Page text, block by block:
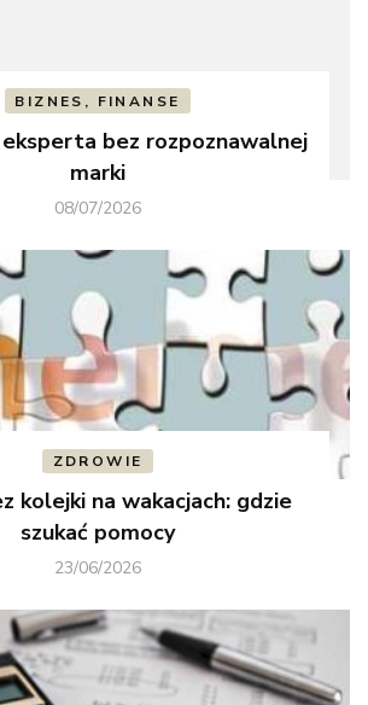
BIZNES, FINANSE
bez rozpoznawalnej
marki
08/07/2026
ZDROWIE
kolejki na wakacjach: gdzie
szukać pomocy
23/06/2026